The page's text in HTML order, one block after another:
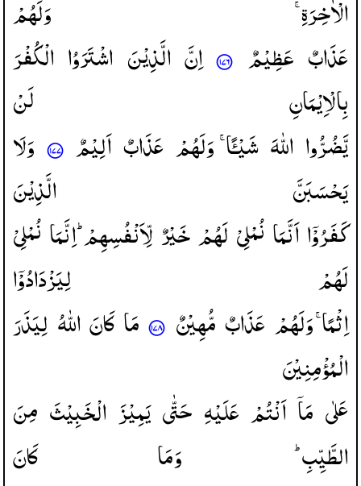
الْاٰخِرَةِ ۚ
وَلَهُمْ
عَذَابٌ عَظِیْمٌ اِنَّ الَّذِیْنَ اشْتَرَوُا الْكُفْرَ
بِالْاِیْمَانِ
لَنْ
یَّضُرُّوا اللّٰهَ شَیْـًٔا ۚ وَلَهُمْ عَذَابٌ اَلِیْمٌ
وَلَا
یَحْسَبَنَّ
الَّذِیْنَ
كَفَرُوْۤااَنَّمَانُمْلِیْلَهُمْخَیْرٌلِّاَنْفُسِهِمْ ؕاِنَّمَانُمْلِیْ
لَهُمْ
لِیَزْدَادُوْۤا
اِثْمًا ۚوَلَهُمْ عَذَابٌمُّهِیْنٌ مَاكَانَاللّٰهُ لِیَذَرَ
الْمُؤْمِنِیْنَ
عَلٰی مَاۤ اَنْتُمْ عَلَیْهِ حَتّٰی یَمِیْزَ الْخَبِیْثَ مِنَ
الطَّیِّبِ ؕ
وَمَا
كَانَ